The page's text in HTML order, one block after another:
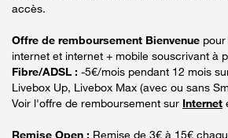
accès.
Offre de remboursement Bienvenue
internet et internet + mobile souscrivant à
Fibre/ADSL : -5€/mois pendant 12 mois
Livebox Up, Livebox Max (avec ou sans
Voir l'offre de remboursement sur Internet
Remise Open : Remise de 3€ à 15€